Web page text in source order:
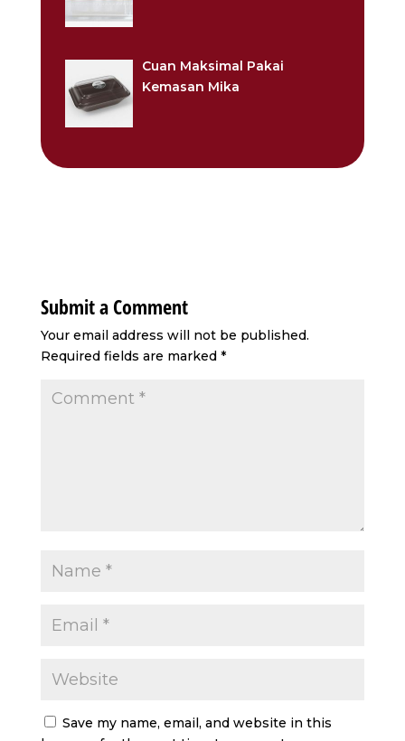
Cuan Maksimal Pakai
Kemasan Mika
Submit a Comment
Your email address will not be published.
Required fields are marked *
Save my name, email, and website in this